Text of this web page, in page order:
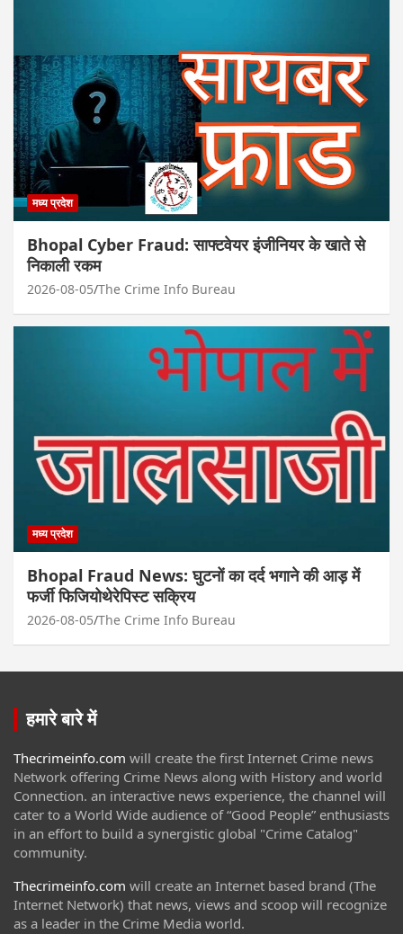
मध्य प्रदेश
Bhopal Cyber Fraud: साफ्टवेयर इंजीनियर के खाते से
निकाली रकम
2026-08-05 The Crime Info Bureau
मध्य प्रदेश
Bhopal Fraud News: घुटनों का दर्द भगाने की आड़ में
फर्जी फिजियोथेरेपिस्ट सक्रिय
2026-08-05 The Crime Info Bureau
हमारे बारे में
Thecrimeinfo.com will create the first Internet Crime news
Network offering Crime News along with History and world
Connection. an interactive news experience, the channel will
cater to a World Wide audience of “Good People” enthusiasts
in an effort to build a synergistic global "Crime Catalog"
community.
Thecrimeinfo.com will create an Internet based brand (The
Internet Network) that news, views and scoop will recognize
as a leader in the Crime Media world.